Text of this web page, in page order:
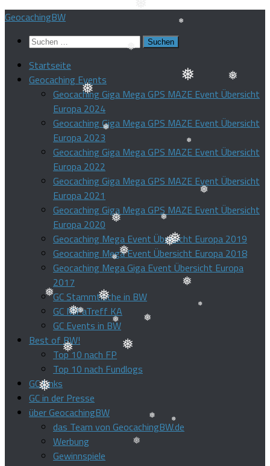
❅
❅
❅
❅
❅
❅
❅
❅
❅
❅
❅
❅
❅
❅
❅
❅
Zum
springen
GeocachingBW
Suchen
Startseite
Geocaching Events
Geocaching Giga Mega GPS MAZE Event Übersicht
Europa 2024
Geocaching Giga Mega GPS MAZE Event Übersicht
Europa 2023
Geocaching Giga Mega GPS MAZE Event Übersicht
Europa 2022
Geocaching Giga Mega GPS MAZE Event Übersicht
Europa 2021
Geocaching Giga Mega GPS MAZE Event Übersicht
Europa 2020
Geocaching Mega Event Übersicht Europa 2019
Geocaching Mega Event Übersicht Europa 2018
Geocaching Mega Giga Event Übersicht Europa
2017
GC Stammtische in BW
GC MiPaTreff KA
GC Events in BW
Best of BW!
Top 10 nach FP
Top 10 nach Fundlogs
GC Links
GC in der Presse
über GeocachingBW
das Team von GeocachingBW.de
Werbung
Gewinnspiele